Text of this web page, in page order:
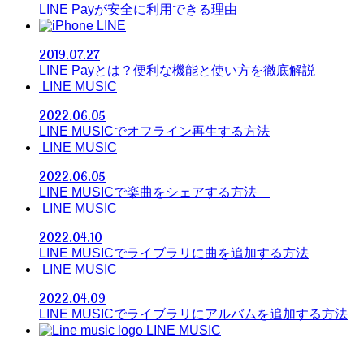
LINE Payが安全に利用できる理由
LINE
2019.07.27
LINE Payとは？便利な機能と使い方を徹底解説
LINE MUSIC
2022.06.05
LINE MUSICでオフライン再生する方法
LINE MUSIC
2022.06.05
LINE MUSICで楽曲をシェアする方法
LINE MUSIC
2022.04.10
LINE MUSICでライブラリに曲を追加する方法
LINE MUSIC
2022.04.09
LINE MUSICでライブラリにアルバムを追加する方法
LINE MUSIC